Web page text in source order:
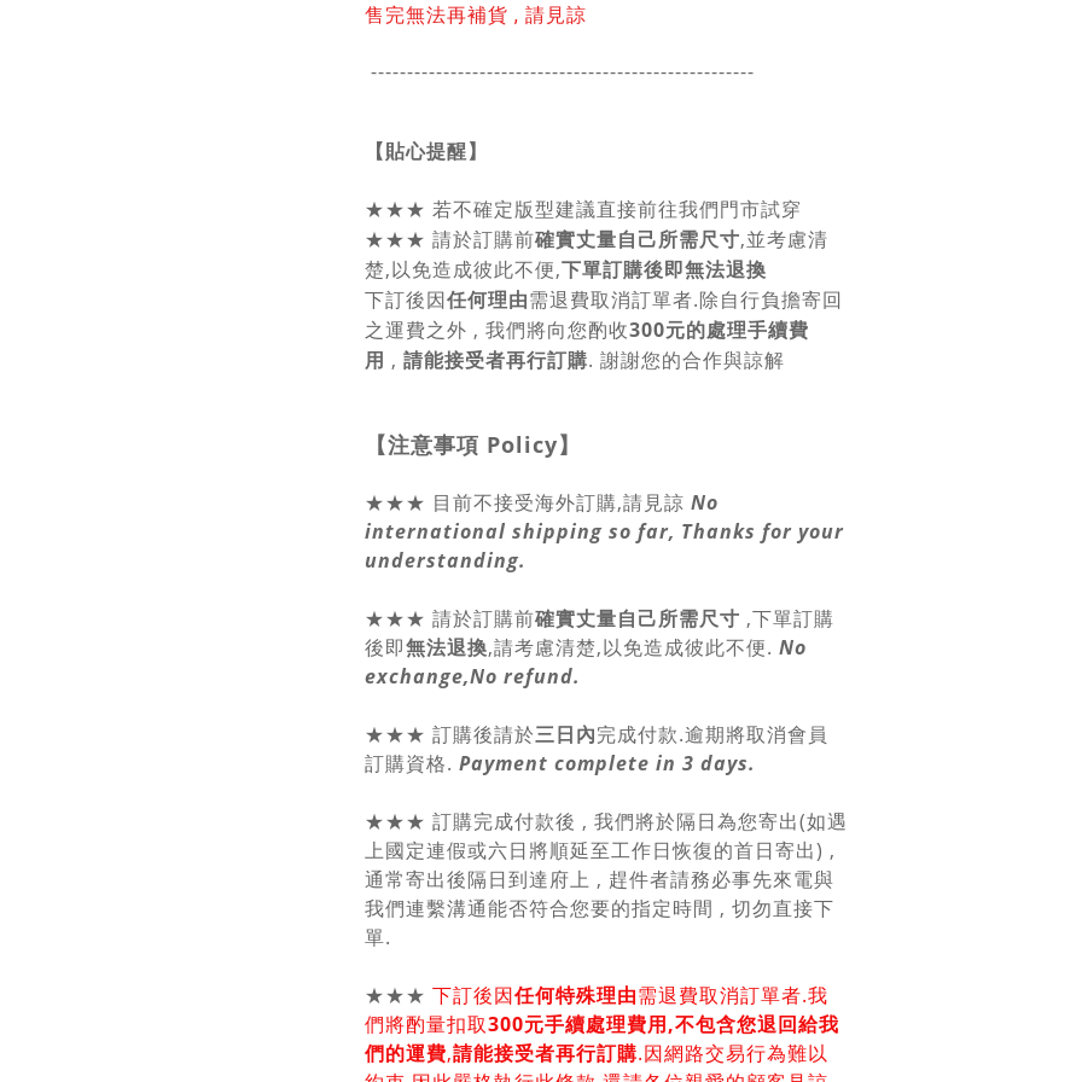
售完無法再補貨 , 請見諒
-----------------------------------------------------
【貼心提醒】
★★★ 若不確定版型建議直接前往我們門市試穿
★★★ 請於訂購前確實丈量自己所需尺寸,並考慮清
楚,以免造成彼此不便,下單訂購後即無法退換
下訂後因任何理由需退費取消訂單者.除自行負擔寄回
之運費之外 , 我們將向您酌收300元的處理手續費
用 , 請能接受者再行訂購. 謝謝您的合作與諒解
【注意事項 Policy】
★★★ 目前不接受海外訂購,請見諒 No
international shipping so far, Thanks for your
understanding.
★★★ 請於訂購前確實丈量自己所需尺寸 ,下單訂購
後即無法退換,請考慮清楚,以免造成彼此不便. No
exchange,No refund.
★★★ 訂購後請於三日內完成付款.逾期將取消會員
訂購資格. Payment complete in 3 days.
★★★ 訂購完成付款後 , 我們將於隔日為您寄出(如遇
上國定連假或六日將順延至工作日恢復的首日寄出) ,
通常寄出後隔日到達府上 , 趕件者請務必事先來電與
我們連繫溝通能否符合您要的指定時間 , 切勿直接下
單.
★★★ 下訂後因任何特殊理由需退費取消訂單者.我
們將酌量扣取300元手續處理費用,不包含您退回給我
們的運費,請能接受者再行訂購.因網路交易行為難以